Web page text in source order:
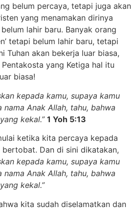
belum percaya, tetapi juga akan
yang menamakan dirinya
belum lahir baru. Banyak orang
tetapi belum lahir baru, tetapi
Tuhan akan bekerja luar biasa,
yang Ketiga hal itu
biasa!
kepada kamu, supaya kamu
nama Anak Allah, tahu, bahwa
kekal.” 1 Yoh 5:13
ketika kita percaya kepada
bertobat. Dan di sini dikatakan,
kepada kamu, supaya kamu
Anak Allah, tahu, bahwa
kekal.”
kita sudah diselamatkan dan